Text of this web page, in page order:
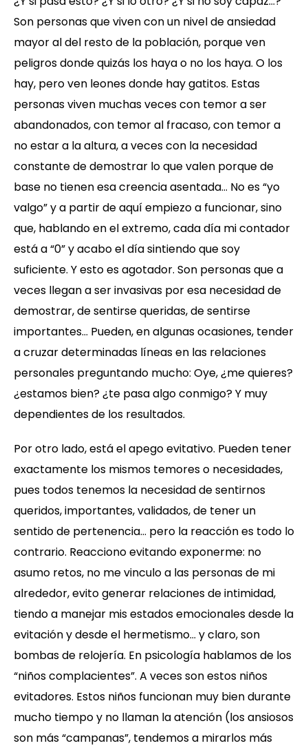
Son personas que viven con un nivel de ansiedad
mayor al del resto de la población, porque ven
peligros donde quizás los haya o no los haya. O los
hay, pero ven leones donde hay gatitos. Estas
personas viven muchas veces con temor a ser
abandonados, con temor al fracaso, con temor a
no estar a la altura, a veces con la necesidad
constante de demostrar lo que valen porque de
base no tienen esa creencia asentada… No es “yo
valgo” y a partir de aquí empiezo a funcionar, sino
que, hablando en el extremo, cada día mi contador
está a “0” y acabo el día sintiendo que soy
suficiente. Y esto es agotador. Son personas que a
veces llegan a ser invasivas por esa necesidad de
demostrar, de sentirse queridas, de sentirse
importantes… Pueden, en algunas ocasiones, tender
a cruzar determinadas líneas en las relaciones
personales preguntando mucho: Oye, ¿me quieres?
¿estamos bien? ¿te pasa algo conmigo? Y muy
dependientes de los resultados.
Por otro lado, está el apego evitativo. Pueden tener
exactamente los mismos temores o necesidades,
pues todos tenemos la necesidad de sentirnos
queridos, importantes, validados, de tener un
sentido de pertenencia… pero la reacción es todo lo
contrario. Reacciono evitando exponerme: no
asumo retos, no me vinculo a las personas de mi
alrededor, evito generar relaciones de intimidad,
tiendo a manejar mis estados emocionales desde la
evitación y desde el hermetismo… y claro, son
bombas de relojería. En psicología hablamos de los
“niños complacientes”. A veces son estos niños
evitadores. Estos niños funcionan muy bien durante
mucho tiempo y no llaman la atención (los ansiosos
son más “campanas”, tendemos a mirarlos más